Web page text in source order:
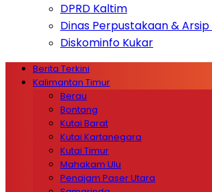
DPRD Kaltim
Dinas Perpustakaan &
Diskominfo Kukar
Berita Terkini
Kalimantan Timur
Berau
Bontang
Kutai Barat
Kutai Kartanegara
Kutai Timur
Mahakam Ulu
Penajam Paser Utara